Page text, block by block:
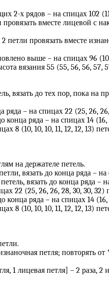
2-х рядов – на спицах 102
вместе лицевой с
провязать вместе
выше – на спицах 96
вязания 55 (55, 56, 56, 57,
вязать до тех пор, пока
– на спицах 22 (25, 26,
конца ряда – на спицах 14 (16,
8 (10, 10, 10, 11, 12, 12, 13)
на держателе петель.
вязать до конца ряда –
вязать до конца ряда –
22 (25, 26, 26, 28, 30, 30, 32)
конца ряда – на спицах 14 (16,
8 (10, 10, 10, 11, 12, 12, 13)
петля; повторять
1 лицевая петля] – 2 раза,